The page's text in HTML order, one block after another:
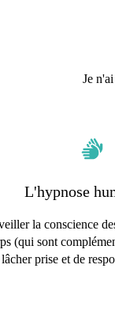
Je
L'hypnose
la conscience
(qui sont
prise et de